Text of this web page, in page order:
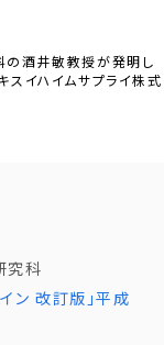
の酒井敏教授が発明し
スイハイムサプライ株式
究科
ン 改訂版」平成